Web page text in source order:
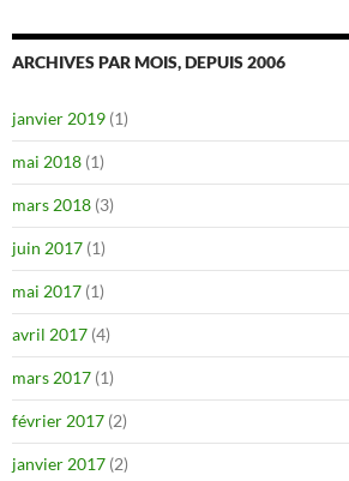
ARCHIVES PAR MOIS, DEPUIS 2006
janvier 2019 (1)
mai 2018 (1)
mars 2018 (3)
juin 2017 (1)
mai 2017 (1)
avril 2017 (4)
mars 2017 (1)
février 2017 (2)
janvier 2017 (2)